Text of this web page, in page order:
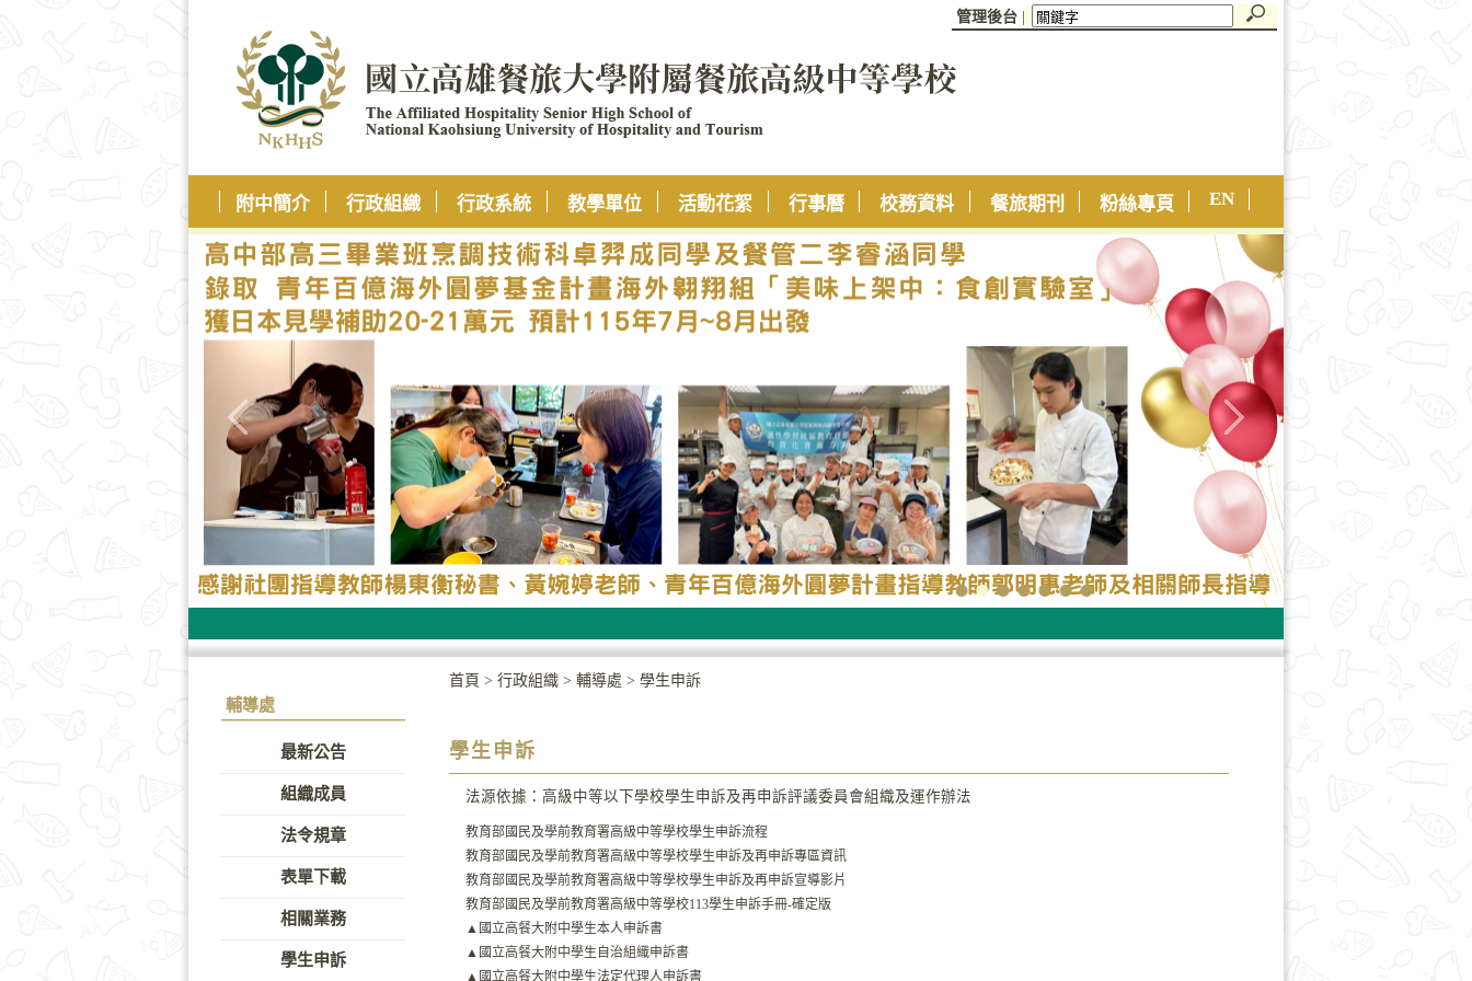
管理後台
附中簡介 行政組織 行政系統 教學單位 活動花絮 行事曆 校務資料 餐旅期刊 粉絲專頁 EN
輔導處
最新公告
組織成員
法令規章
表單下載
相關業務
學生申訴
首頁 > 行政組織 > 輔導處 > 學生申訴
學生申訴
法源依據：高級中等以下學校學生申訴及再申訴評議委員會組織及運作辦法
教育部國民及學前教育署高級中等學校學生申訴流程
教育部國民及學前教育署高級中等學校學生申訴及再申訴專區資訊
教育部國民及學前教育署高級中等學校學生申訴及再申訴宣導影片
教育部國民及學前教育署高級中等學校113學生申訴手冊-確定版
▲國立高餐大附中學生本人申訴書
▲國立高餐大附中學生自治組織申訴書
▲國立高餐大附中學生法定代理人申訴書